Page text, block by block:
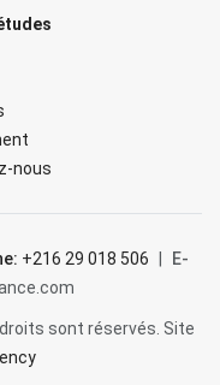
nous
+216 29 018 506
E-
sont réservés. Site